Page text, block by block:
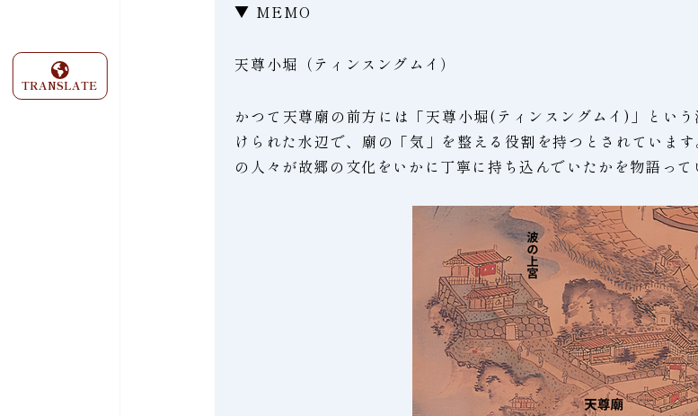
TRANSLATE
▼ MEMO
天尊小堀（ティンスングムイ）
かつて天尊廟の前方には「天尊小堀(ティンスングムイ)」とい
けられた水辺で、廟の「気」を整える役割を持つとされていま
の人々が故郷の文化をいかに丁寧に持ち込んでいたかを物語って